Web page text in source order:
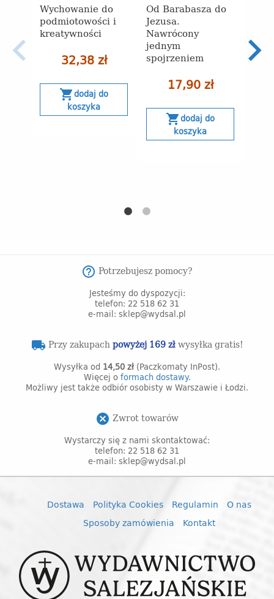
Wychowanie do
podmiotowości i
kreatywności
32,38 zł
shopping_cartdodaj do
koszyka
Od Barabasza do
Jezusa.
Nawrócony
jednym
spojrzeniem
17,90 zł
shopping_cartdodaj do
koszyka
help_outline Potrzebujesz pomocy?
Jesteśmy do dyspozycji:
telefon: 22 518 62 31
e-mail: sklep@wydsal.pl
local_shipping Przy zakupachpowyżej 169 złwysyłka gratis!
Wysyłka od 14,50 zł (Paczkomaty InPost).
Więcej o formach dostawy.
Możliwy jest także odbiór osobisty w Warszawie i Łodzi.
cancel Zwrot towarów
Wystarczy się z nami skontaktować:
telefon: 22 518 62 31
e-mail: sklep@wydsal.pl
Dostawa Polityka Cookies Regulamin
O nas
Sposoby zamówienia
Kontakt